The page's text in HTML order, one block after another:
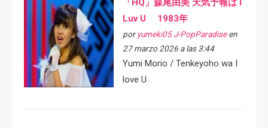
「HQ」森尾由美 天気予報は I
Luv U 1983年
por yumeki05 J-PopParadiseen
27 marzo 2026 a las 3:44
Yumi Morio / Tenkeyoho wa I
love U